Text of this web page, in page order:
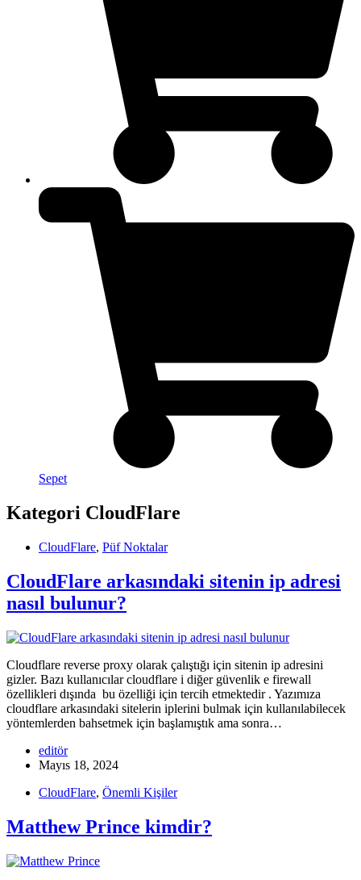
Sepet
Kategori CloudFlare
CloudFlare, Püf Noktalar
CloudFlare arkasındaki sitenin ip adresi
nasıl bulunur?
Cloudflare reverse proxy olarak çalıştığı için sitenin ip adresini
gizler. Bazı kullanıcılar cloudflare i diğer güvenlik e firewall
özellikleri dışında bu özelliği için tercih etmektedir . Yazımıza
cloudflare arkasındaki sitelerin iplerini bulmak için kullanılabilecek
yöntemlerden bahsetmek için başlamıştık ama sonra…
editör
Mayıs 18, 2024
CloudFlare, Önemli Kişiler
Matthew Prince kimdir?